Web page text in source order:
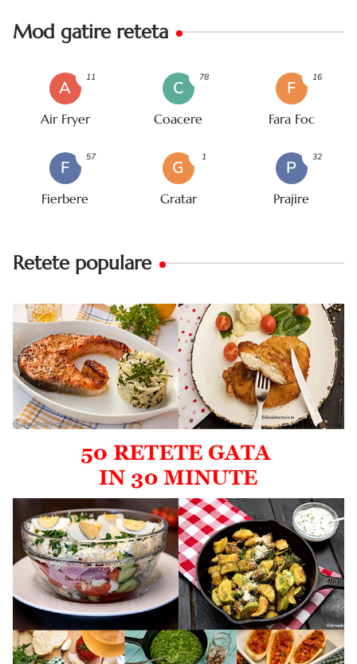
Mod gatire reteta
A
Air Fryer
11
C
Coacere
78
F
Fara Foc
16
F
Fierbere
57
G
Gratar
1
P
Prajire
32
Retete populare